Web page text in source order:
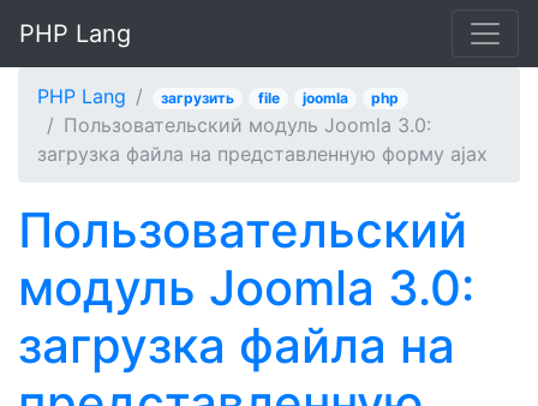
PHP Lang
PHP Lang загрузить file joomla php
Пользовательский модуль Joomla 3.0:
загрузка файла на представленную форму ajax
Пользовательский
модуль Joomla 3.0:
загрузка файла на